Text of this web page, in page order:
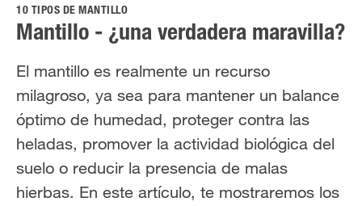
Quienes somos
10 TIPOS DE MANTILLO
Mantillo - ¿una verdadera maravilla?
El mantillo es realmente un recurso
milagroso, ya sea para mantener un balance
óptimo de humedad, proteger contra las
heladas, promover la actividad biológica del
suelo o reducir la presencia de malas
hierbas. En este artículo, te mostraremos los